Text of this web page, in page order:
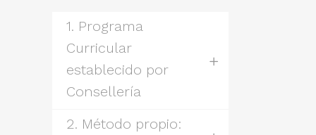
1. Programa
Curricular
establecido por
Consellería
2. Método propio: